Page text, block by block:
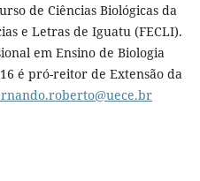
de Ciências Biológicas da
e Letras de Iguatu (FECLI).
em Ensino de Biologia
é pró-reitor de Extensão da